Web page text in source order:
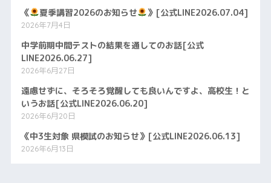
《 夏季講習2026のお知らせ 》[公式LINE2026.07.04]
2026年7月4日
中学前期中間テストの結果を通してのお話[公式
LINE2026.06.27]
2026年6月27日
遠慮せずに、そろそろ覚醒しても良いんですよ、高校生！と
いうお話[公式LINE2026.06.20]
2026年6月20日
《中3生対象 県模試のお知らせ》[公式LINE2026.06.13]
2026年6月13日